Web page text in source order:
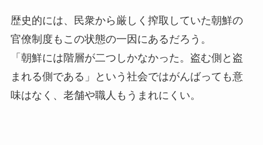
歴史的には、民衆から厳しく搾取していた朝鮮の
官僚制度もこの状態の一因にあるだろう。
「朝鮮には階層が二つしかなかった。盗む側と盗
まれる側である」という社会ではがんばっても意
味はなく、老舗や職人もうまれにくい。